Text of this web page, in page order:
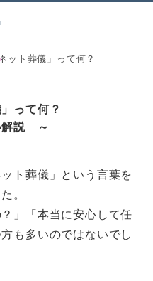
ット葬儀」って何？
って何？
解説 ～
ト葬儀」という言葉を
。
」「本当に安心して任
も多いのではないでし